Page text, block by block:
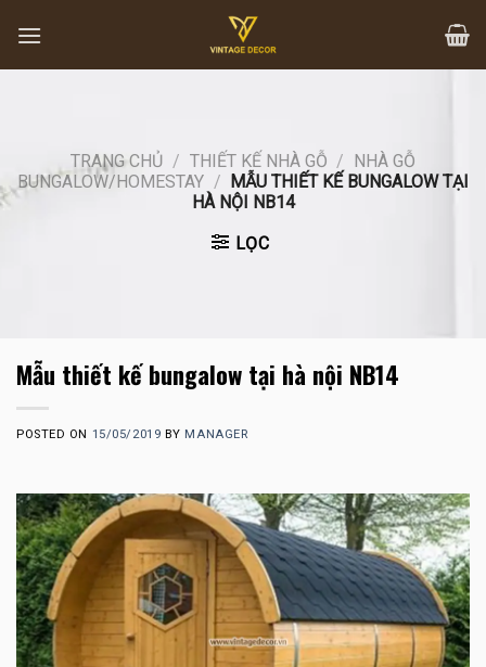
content
TRANG CHỦ / THIẾT KẾ NHÀ GỖ / NHÀ GỖ
BUNGALOW/HOMESTAY /
MẪU THIẾT KẾ BUNGALOW TẠI
HÀ NỘI NB14
LỌC
Mẫu thiết kế bungalow tại hà nội NB14
POSTED ON 15/05/2019 BY MANAGER